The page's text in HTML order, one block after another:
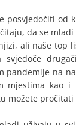
od
da se
ali naše top
pandemije na
kao i
možete pročitati